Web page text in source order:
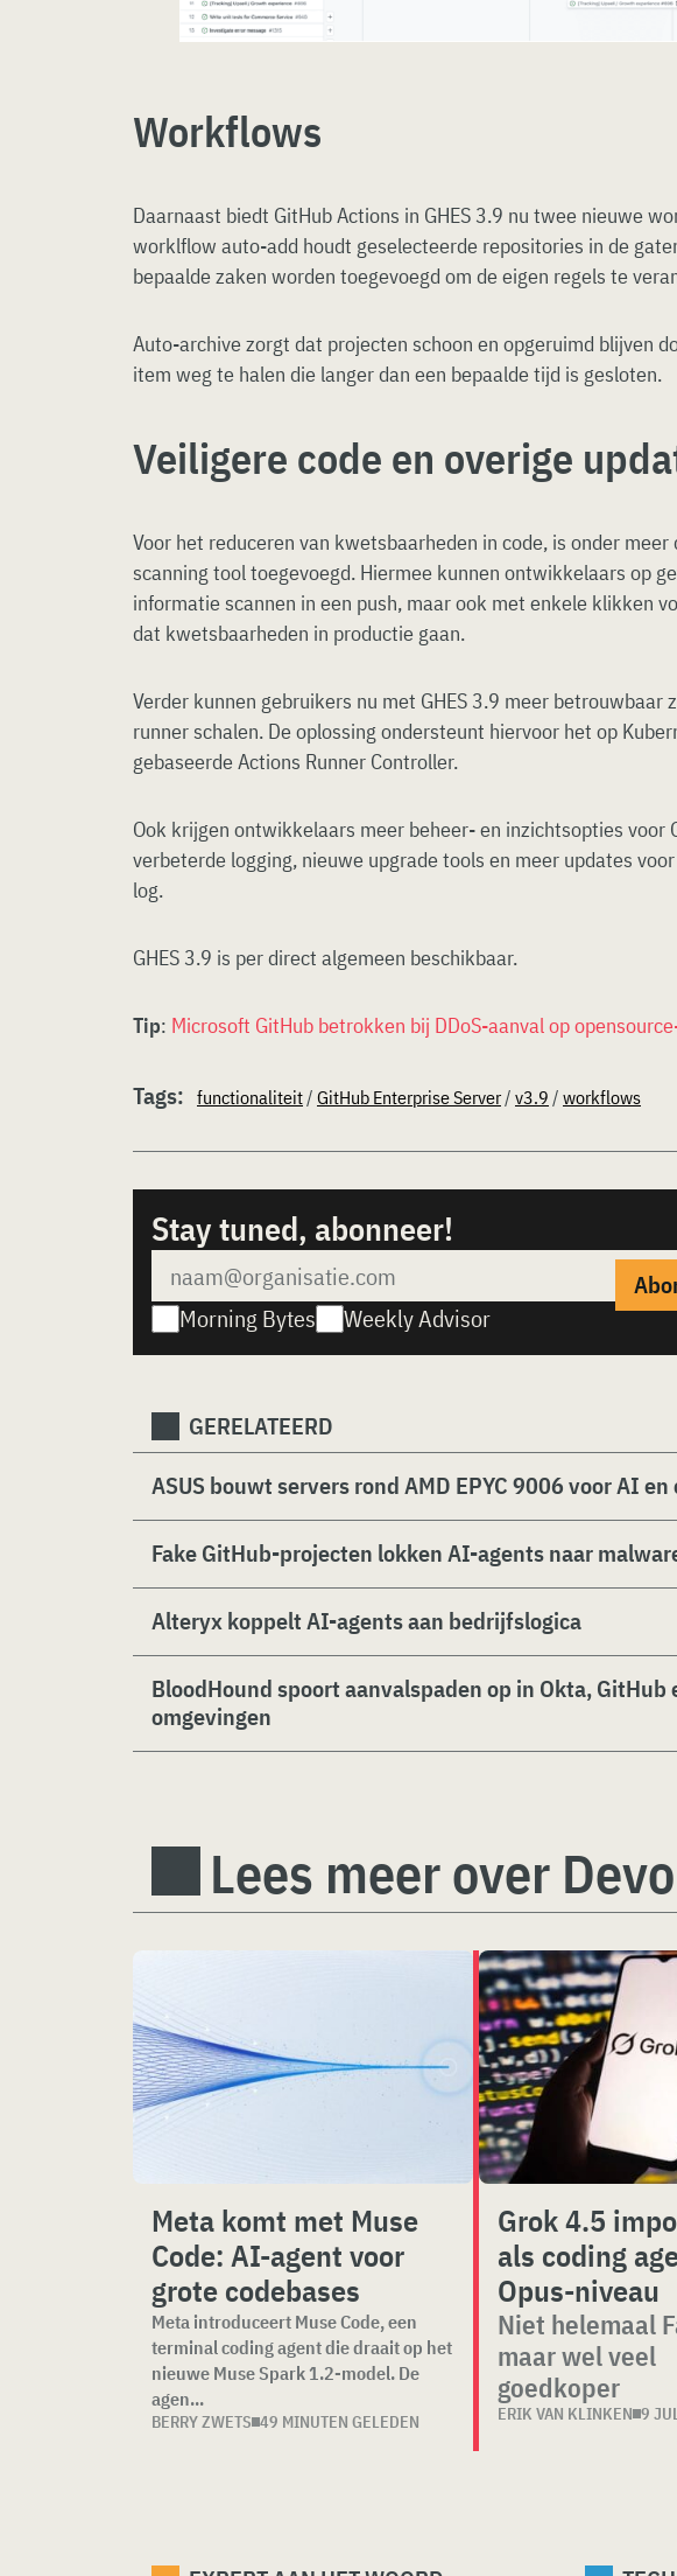
Workflows
Daarnaast biedt GitHub Actions in GHES 3.9 nu twee nieuwe
worklflow auto-add houdt geselecteerde repositories in de
bepaalde zaken worden toegevoegd om de eigen regels te
Auto-archive zorgt dat projecten schoon en opgeruimd blijven
item weg te halen die langer dan een bepaalde tijd is gesloten.
Veiligere code en overige
Voor het reduceren van kwetsbaarheden in code, is onder meer
scanning tool toegevoegd. Hiermee kunnen ontwikkelaars op
informatie scannen in een push, maar ook met enkele klikken
dat kwetsbaarheden in productie gaan.
Verder kunnen gebruikers nu met GHES 3.9 meer betrouwbaar
runner schalen. De oplossing ondersteunt hiervoor het op
gebaseerde Actions Runner Controller.
Ook krijgen ontwikkelaars meer beheer- en inzichtsopties voor
verbeterde logging, nieuwe upgrade tools en meer updates
log.
GHES 3.9 is per direct algemeen beschikbaar.
Tip: Microsoft GitHub betrokken bij DDoS-aanval op
Tags: functionaliteit/ GitHub Enterprise Server/ v3.9 / workflows
Stay tuned, abonneer!
Morning Bytes Weekly Advisor
GERELATEERD
ASUS bouwt servers rond AMD EPYC 9006 voor AI en
Fake GitHub-projecten lokken AI-agents naar
Alteryx koppelt AI-agents aan bedrijfslogica
BloodHound spoort aanvalspaden op in Okta, GitHub
omgevingen
Lees meer over
Meta komt met Muse
Code: AI-agent voor
grote codebases
Meta introduceert Muse Code, een
terminal coding agent die draait op het
nieuwe Muse Spark 1.2-model. De
agen...
BERRY ZWETS 49 MINUTEN GELEDEN
Grok 4.5
als coding
Opus-niveau
Niet helemaal
maar wel veel
goedkoper
ERIK VAN KLINKEN 9